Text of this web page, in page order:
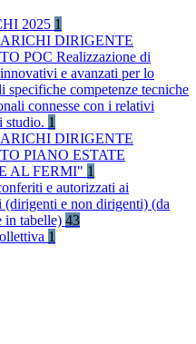
2025 1
DIRIGENTE
POC Realizzazione di
e avanzati per lo
specifiche competenze tecniche
connesse con i relativi
studio. 1
DIRIGENTE
PIANO ESTATE
AL FERMI" 1
e autorizzati ai
(dirigenti e non dirigenti) (da
in tabelle) 43
1